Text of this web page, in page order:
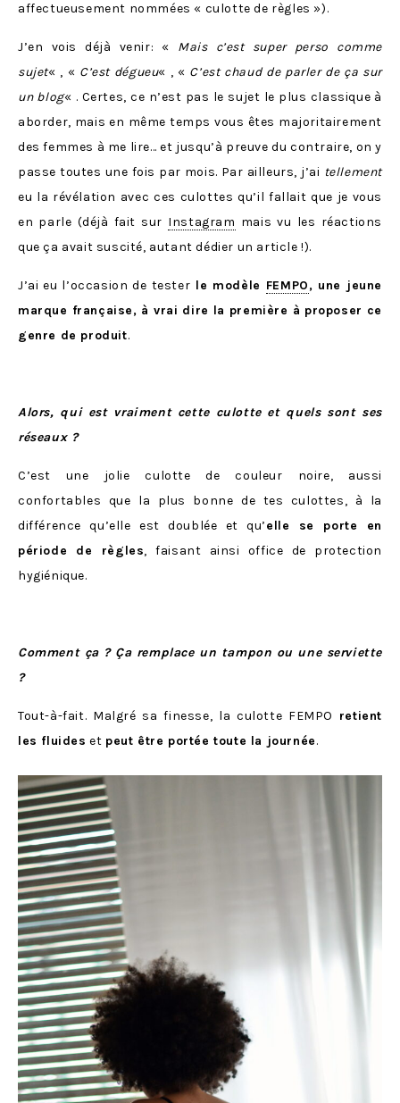
affectueusement nommées « culotte de règles »).
J’en vois déjà venir: « Mais c’est super perso comme
sujet« , « C’est dégueu« , « C’est chaud de parler de ça sur
un blog« . Certes, ce n’est pas le sujet le plus classique à
aborder, mais en même temps vous êtes majoritairement
des femmes à me lire… et jusqu’à preuve du contraire, on y
passe toutes une fois par mois. Par ailleurs, j’ai tellement
eu la révélation avec ces culottes qu’il fallait que je vous
en parle (déjà fait sur Instagram mais vu les réactions
que ça avait suscité, autant dédier un article !).
J’ai eu l’occasion de tester le modèle FEMPO, une jeune
marque française, à vrai dire la première à proposer ce
genre de produit.
Alors, qui est vraiment cette culotte et quels sont ses
réseaux ?
C’est une jolie culotte de couleur noire, aussi
confortables que la plus bonne de tes culottes, à la
différence qu’elle est doublée et qu’elle se porte en
période de règles, faisant ainsi office de protection
hygiénique.
Comment ça ? Ça remplace un tampon ou une serviette
?
Tout-à-fait. Malgré sa finesse, la culotte FEMPO retient
les fluides et peut être portée toute la journée.